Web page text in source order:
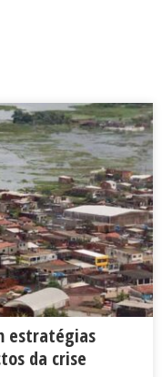
estratégias
da crise